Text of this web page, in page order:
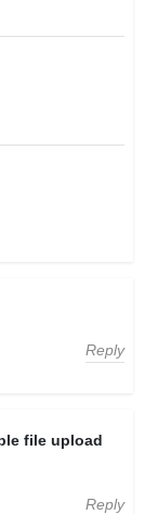
Reply
file upload
Reply